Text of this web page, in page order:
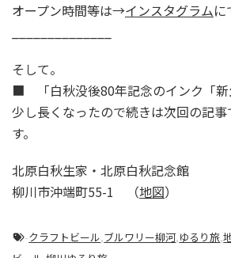
オープン時間等は→インスタグラム
そして。
■ 「白秋没後80年記念のインク「新
少し長くなったので続きは次回の記
す。
北原白秋生家・北原白秋記念館
柳川市沖端町55-1 （地図）
-クラフトビール,ブルワリー柳河,ゆるり旅,